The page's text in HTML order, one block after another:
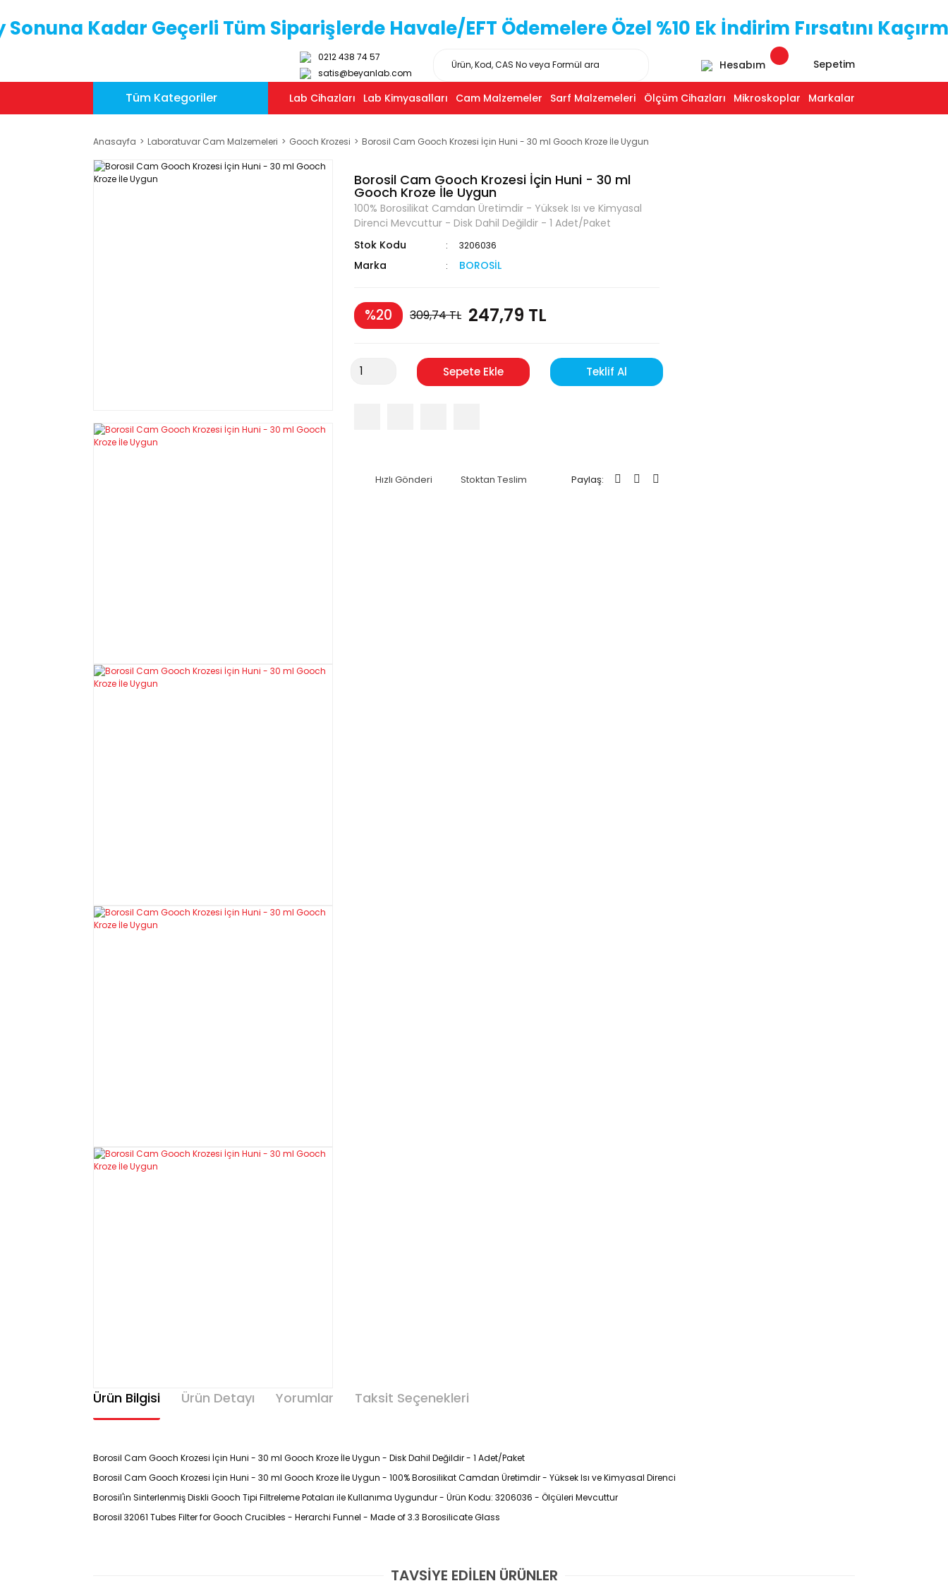
Sonuna Kadar Geçerli Tüm Siparişlerde Havale/EFT Ödemelere Özel %10 Ek İndirim Fırsatını
0212 438 74 57
satis@beyanlab.com
Hesabım Sepetim
Tüm Kategoriler Lab Cihazları Lab Kimyasalları Cam Malzemeler Sarf Malzemeleri Ölçüm Cihazları Mikroskoplar Markalar
Anasayfa Laboratuvar Cam Malzemeleri Gooch Krozesi Borosil Cam Gooch Krozesi İçin Huni - 30 ml Gooch Kroze İle Uygun
Borosil Cam Gooch Krozesi İçin Huni - 30 ml
Gooch Kroze İle Uygun
100% Borosilikat Camdan Üretimdir - Yüksek Isı ve Kimyasal
Direnci Mevcuttur - Disk Dahil Değildir - 1 Adet/Paket
Stok Kodu
3206036
Marka BOROSİL
%20 309,74 TL 247,79 TL
Sepete Ekle Teklif Al
Hızlı Gönderi Stoktan Teslim Paylaş:
Ürün Bilgisi Ürün Detayı Yorumlar Taksit Seçenekleri
Borosil Cam Gooch Krozesi İçin Huni - 30 ml Gooch Kroze İle Uygun - Disk Dahil Değildir - 1 Adet/Paket
Borosil Cam Gooch Krozesi İçin Huni - 30 ml Gooch Kroze İle Uygun - 100% Borosilikat Camdan Üretimdir - Yüksek Isı ve Kimyasal Direnci
Borosil'in Sinterlenmiş Diskli Gooch Tipi Filtreleme Potaları ile Kullanıma Uygundur - Ürün Kodu: 3206036 - Ölçüleri Mevcuttur
Borosil 32061 Tubes Filter for Gooch Crucibles - Herarchi Funnel - Made of 3.3 Borosilicate Glass
TAVSİYE EDİLEN ÜRÜNLER